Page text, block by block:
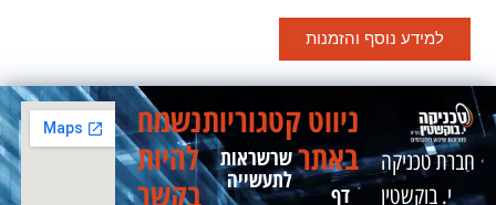
למידע נוסף והזמנות
חברת טכניקה
י. בוקשטין
ניווט
באתר
דף
קטגוריות
שרשראות
לתעשייה
נשמח
להיות
בקשר